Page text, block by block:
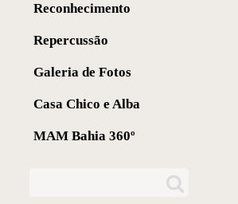
Reconhecimento
Repercussão
Galeria de Fotos
Casa Chico e Alba
MAM Bahia 360º